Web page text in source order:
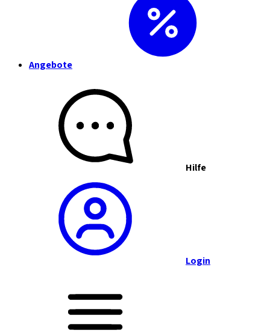
Angebote
Hilfe
Login